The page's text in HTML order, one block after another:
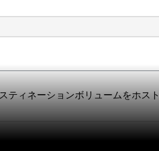
ティネーションボリュームをホス